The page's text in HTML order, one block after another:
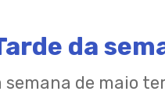
da
de maio